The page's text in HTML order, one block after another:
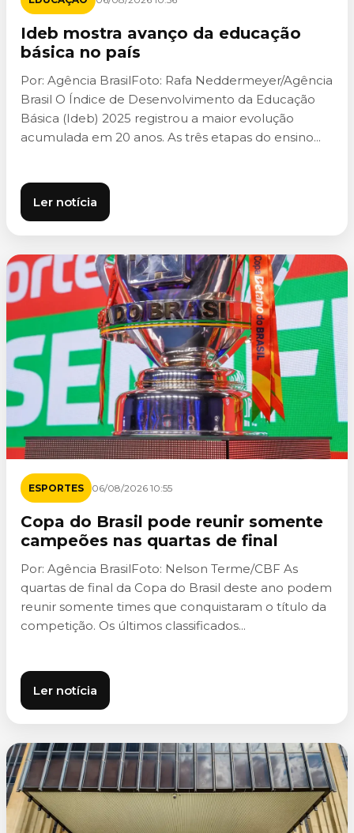
Ideb mostra avanço da educação
básica no país
Por: Agência BrasilFoto: Rafa Neddermeyer/Agência
Brasil O Índice de Desenvolvimento da Educação
Básica (Ideb) 2025 registrou a maior evolução
acumulada em 20 anos. As três etapas do ensino...
Ler notícia
ESPORTES 06/08/2026 10:55
Copa do Brasil pode reunir somente
campeões nas quartas de final
Por: Agência BrasilFoto: Nelson Terme/CBF As
quartas de final da Copa do Brasil deste ano podem
reunir somente times que conquistaram o título da
competição. Os últimos classificados...
Ler notícia